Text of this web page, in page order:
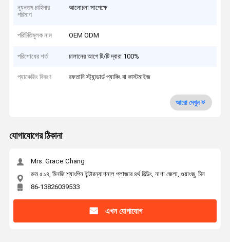
ন্যূনতম চাহিদার
পরিমাণ
আলোচনা সাপেক্ষে
পরিচিতিমুলক নাম OEM ODM
পরিশোধের শর্ত চালানের আগে টি/টি দ্বারা 100%
প্যাকেজিং বিবরণ রফতানি স্ট্যান্ডার্ড প্যাকিং বা কাস্টমাইজ
আরো দেখুন
যোগাযোগের ঠিকানা
Mrs. Grace Chang
রুম ৫১৪, মিনজি শ্যাংপিন ইন্টারন্যাশনাল প্লাজার ৪র্থ বিল্ডিং, নাশা জেলা, গুয়াংজু, চীন
86-13826039533
এখন যোগাযোগ